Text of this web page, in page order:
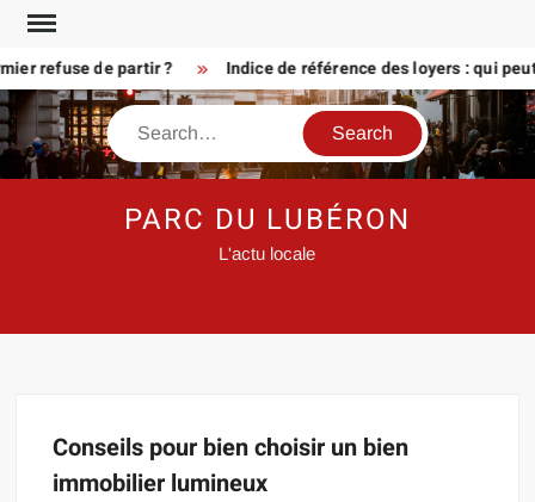
Skip
contentrefuse de partir ? Indice de référence des loyers : qui
Search
PARC DU LUBÉRON
L'actu locale
Conseils pour bien choisir un bien
immobilier lumineux